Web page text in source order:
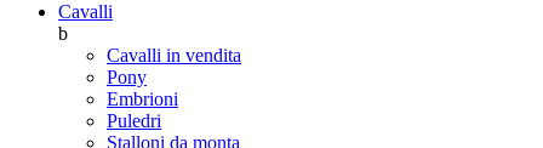
Cavalli
b
Cavalli in vendita
Pony
Embrioni
Puledri
Stalloni da monta